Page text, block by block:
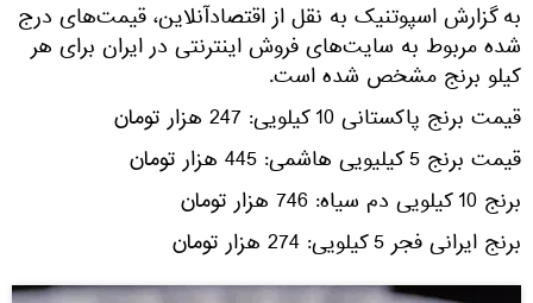
به گزارش اسپوتنیک به نقل از اقتصادآنلاین، قیمت‌های درج
شده مربوط به سایت‌های فروش اینترنتی در ایران برای هر
کیلو برنج مشخص شده است.
قیمت برنج پاکستانی 10 کیلویی: 247 هزار تومان
قیمت برنج 5 کیلیویی هاشمی: 445 هزار تومان
برنج 10 کیلویی دم سیاه: 746 هزار تومان
برنج ایرانی فجر 5 کیلویی: 274 هزار تومان